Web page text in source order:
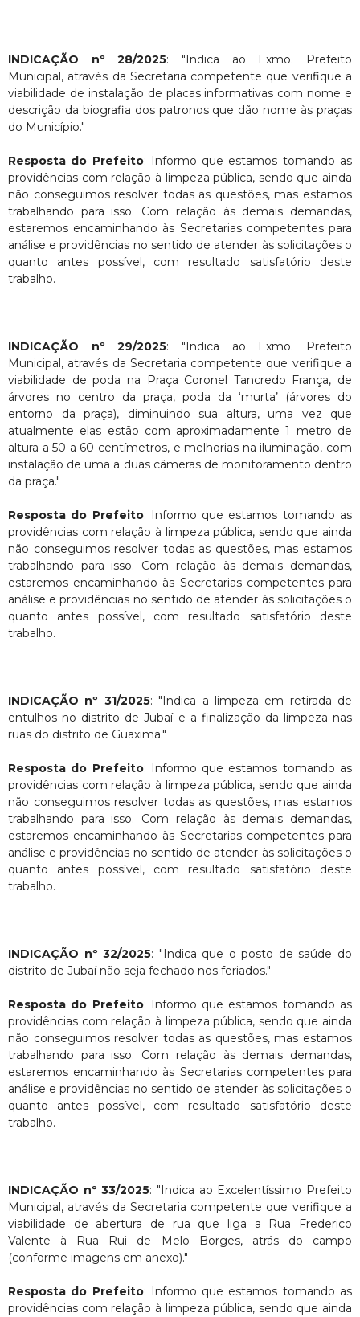
INDICAÇÃO nº 28/2025: "Indica ao Exmo. Prefeito
Municipal, através da Secretaria competente que verifique a
viabilidade de instalação de placas informativas com nome e
descrição da biografia dos patronos que dão nome às praças
do Município."
Resposta do Prefeito: Informo que estamos tomando as
providências com relação à limpeza pública, sendo que ainda
não conseguimos resolver todas as questões, mas estamos
trabalhando para isso. Com relação às demais demandas,
estaremos encaminhando às Secretarias competentes para
análise e providências no sentido de atender às solicitações o
quanto antes possível, com resultado satisfatório deste
trabalho.
INDICAÇÃO nº 29/2025: "Indica ao Exmo. Prefeito
Municipal, através da Secretaria competente que verifique a
viabilidade de poda na Praça Coronel Tancredo França, de
árvores no centro da praça, poda da ‘murta’ (árvores do
entorno da praça), diminuindo sua altura, uma vez que
atualmente elas estão com aproximadamente 1 metro de
altura a 50 a 60 centímetros, e melhorias na iluminação, com
instalação de uma a duas câmeras de monitoramento dentro
da praça."
Resposta do Prefeito: Informo que estamos tomando as
providências com relação à limpeza pública, sendo que ainda
não conseguimos resolver todas as questões, mas estamos
trabalhando para isso. Com relação às demais demandas,
estaremos encaminhando às Secretarias competentes para
análise e providências no sentido de atender às solicitações o
quanto antes possível, com resultado satisfatório deste
trabalho.
INDICAÇÃO nº 31/2025: "Indica a limpeza em retirada de
entulhos no distrito de Jubaí e a finalização da limpeza nas
ruas do distrito de Guaxima."
Resposta do Prefeito: Informo que estamos tomando as
providências com relação à limpeza pública, sendo que ainda
não conseguimos resolver todas as questões, mas estamos
trabalhando para isso. Com relação às demais demandas,
estaremos encaminhando às Secretarias competentes para
análise e providências no sentido de atender às solicitações o
quanto antes possível, com resultado satisfatório deste
trabalho.
INDICAÇÃO nº 32/2025: "Indica que o posto de saúde do
distrito de Jubaí não seja fechado nos feriados."
Resposta do Prefeito: Informo que estamos tomando as
providências com relação à limpeza pública, sendo que ainda
não conseguimos resolver todas as questões, mas estamos
trabalhando para isso. Com relação às demais demandas,
estaremos encaminhando às Secretarias competentes para
análise e providências no sentido de atender às solicitações o
quanto antes possível, com resultado satisfatório deste
trabalho.
INDICAÇÃO nº 33/2025: "Indica ao Excelentíssimo Prefeito
Municipal, através da Secretaria competente que verifique a
viabilidade de abertura de rua que liga a Rua Frederico
Valente à Rua Rui de Melo Borges, atrás do campo
(conforme imagens em anexo)."
Resposta do Prefeito: Informo que estamos tomando as
providências com relação à limpeza pública, sendo que ainda